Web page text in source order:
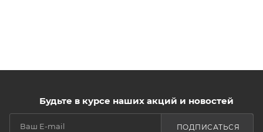
Будьте в курсе наших акций и новостей
ПОДПИСАТЬСЯ